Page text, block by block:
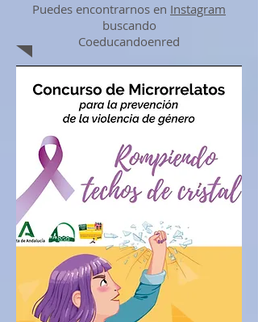
Puedes encontrarnos en Instagram
buscando
Coeducandoenred